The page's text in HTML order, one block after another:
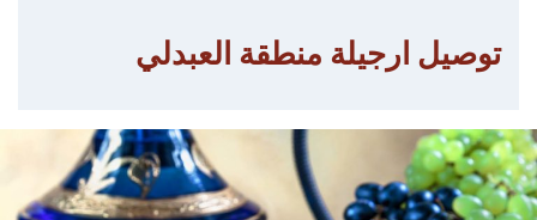
توصيل ارجيلة منطقة العبدلي